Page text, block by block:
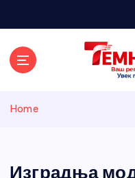
Home
Изградња